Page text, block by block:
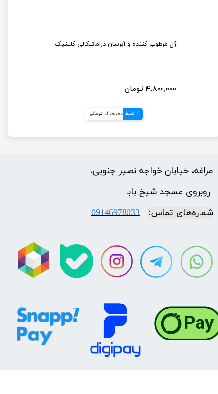
ژل مرطوب کننده و آبرسان دراماتیکالی کلینیک
۴,۸۰۰,۰۰۰ تومان
4 قسط 1,200,000 تومانی
مراغه، خیابان خواجه نصیر جنوبی،
​​​​​​​ روبروی مسجد شیخ بابا
شماره‌‌های تماس:
09146978033